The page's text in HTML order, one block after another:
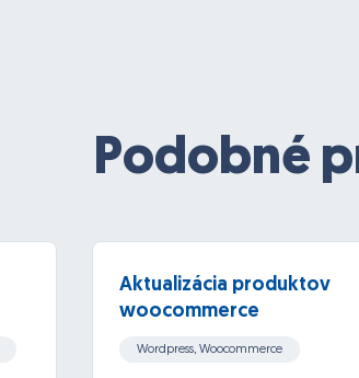
Podobné
Aktualizácia produktov
woocommerce
Wordpress, Woocommerce